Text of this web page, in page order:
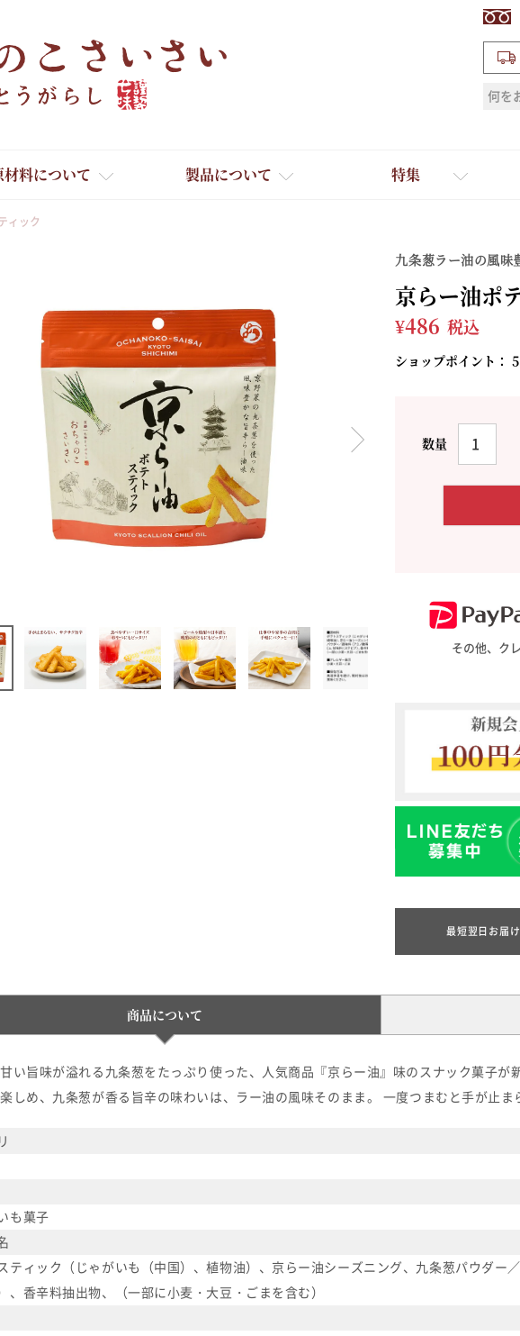
ひとふり小分け袋
たれ・ドレッシング
おだし
お菓子
国産・鷹の爪
お土産・ギフト 贈る人に合
材料について 製品について 特集
ィック
九条葱ラー油の風
京らー油ポ
¥486 税込
ショップポイント： 5
その他、ク
最短翌日お届け
商品について
い旨味が溢れる九条葱をたっぷり使った、人気商品『京らー油』味のスナック菓子
しめ、九条葱が香る旨辛の味わいは、ラー油の風味そのまま。 一度つまむと手が止ま
も菓子
ティック（じゃがいも（中国）、植物油）、京らー油シーズニング、九条葱パウダー
、香辛料抽出物、（一部に小麦・大豆・ごまを含む）